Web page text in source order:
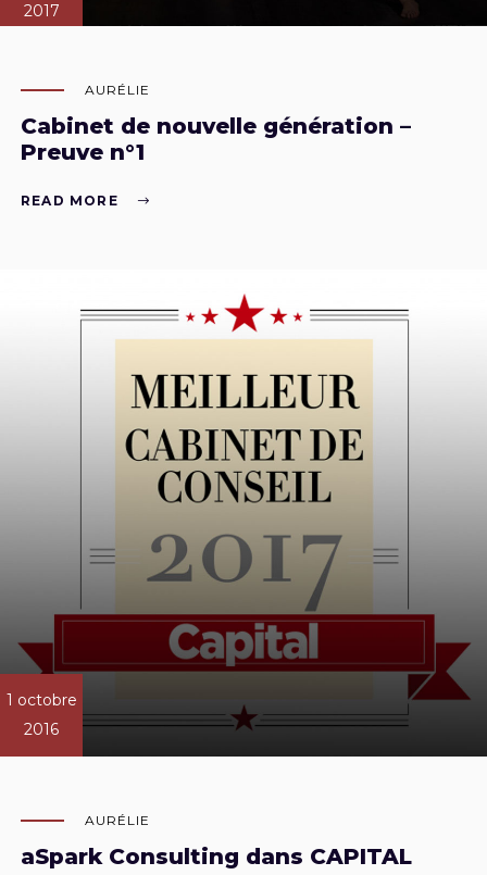
2017
AURÉLIE
Cabinet de nouvelle génération –
Preuve n°1
READ MORE
1 octobre
2016
AURÉLIE
aSpark Consulting dans CAPITAL